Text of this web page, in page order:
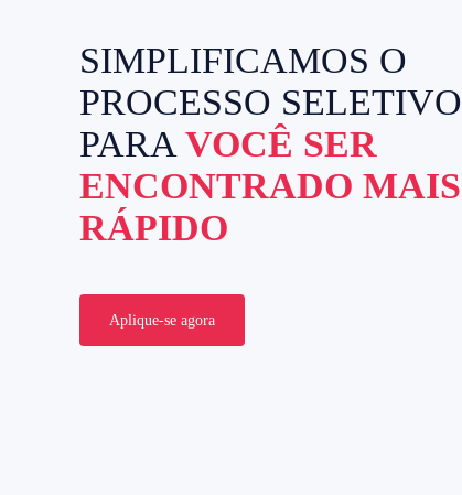
SIMPLIFICAMOS O
PROCESSO SELETIVO
PARA VOCÊ SER
ENCONTRADO MAIS
RÁPIDO
Aplique-se agora